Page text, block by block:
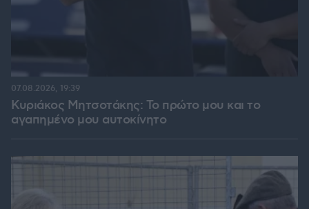
Κυριάκος Μητσοτάκης: Το πρώτο μου και το
αγαπημένο μου αυτοκίνητο
07.08.2026, 19:39